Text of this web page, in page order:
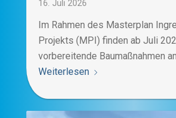
16. Juli 2026
Im Rahmen des Masterplan
Projekts (MPI) finden ab Juli
vorbereitende Baumaßnahmen
Weiterlesen